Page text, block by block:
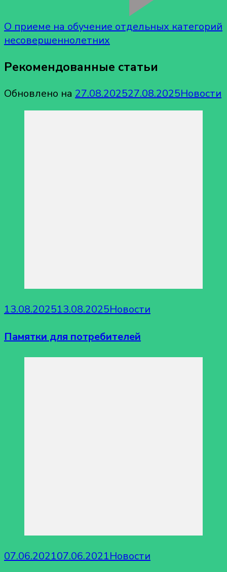
О приеме на обучение отдельных категорий
несовершеннолетних
Рекомендованные статьи
Обновлено на 27.08.202527.08.2025Новости
13.08.202513.08.2025Новости
Памятки для потребителей
07.06.202107.06.2021Новости